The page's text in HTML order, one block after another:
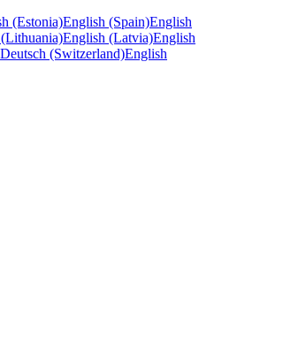
(Estonia)English (Spain)English
English (Latvia)English
Deutsch (Switzerland)English